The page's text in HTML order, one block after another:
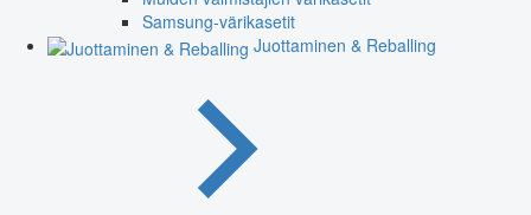
Samsung-värikasetit
Juottaminen & Reballing